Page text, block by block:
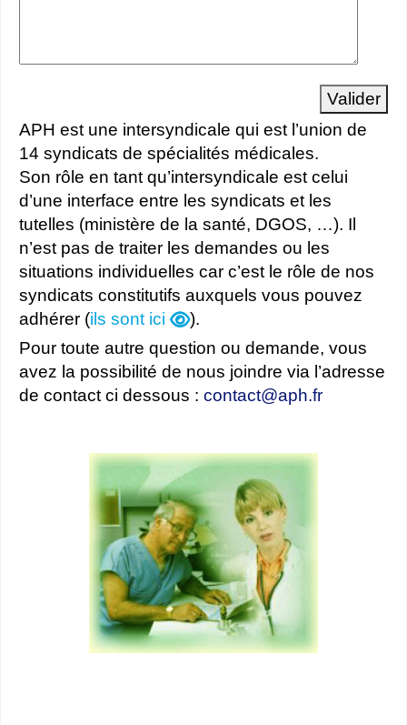
Valider
APH est une intersyndicale qui est l’union de
14 syndicats de spécialités médicales.
Son rôle en tant qu’intersyndicale est celui
d’une interface entre les syndicats et les
tutelles (ministère de la santé, DGOS, …). Il
n’est pas de traiter les demandes ou les
situations individuelles car c’est le rôle de nos
syndicats constitutifs auxquels vous pouvez
adhérer (ils sont ici
).
Pour toute autre question ou demande, vous
avez la possibilité de nous joindre via l’adresse
de contact ci dessous : contact@aph.fr